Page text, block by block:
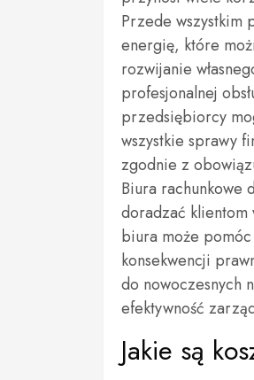
Przede wszystkim
energię, które
rozwijanie
profesjonalnej
przedsiębiorcy
wszystkie sprawy
zgodnie z
Biura rachunkowe
doradzać klientom
biura może
konsekwencji
do nowoczesnych
efektywność
Jakie są